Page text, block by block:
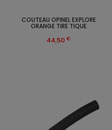
COUTEAU OPINEL EXPLORE
ORANGE TIRE TIQUE
44,50 €